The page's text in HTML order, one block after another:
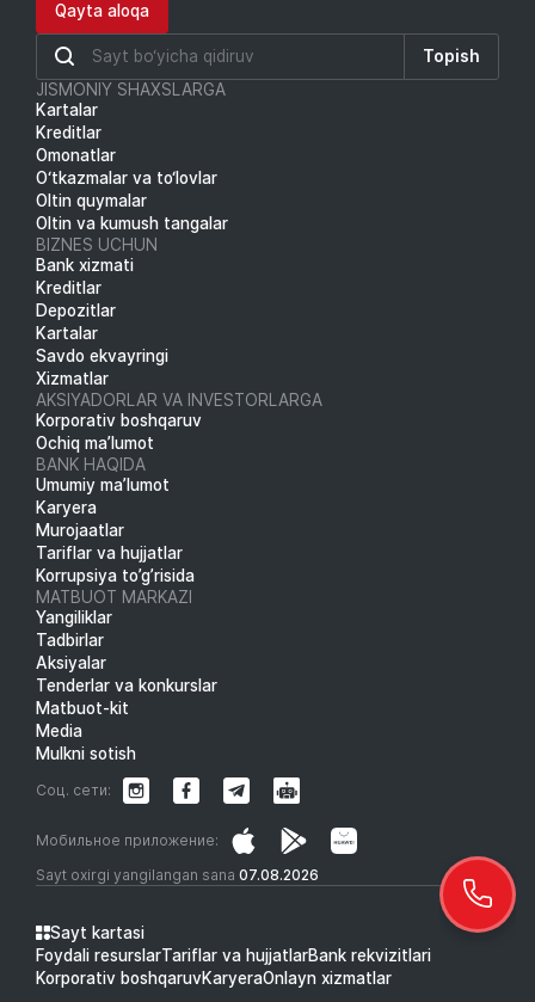
Qayta aloqa
Topish
JISMONIY SHAXSLARGA
Kartalar
Kreditlar
Omonatlar
O‘tkazmalar va to‘lovlar
Oltin quymalar
Oltin va kumush tangalar
BIZNES UCHUN
Bank xizmati
Kreditlar
Depozitlar
Kartalar
Savdo ekvayringi
Xizmatlar
AKSIYADORLAR VA INVESTORLARGA
Korporativ boshqaruv
Ochiq ma’lumot
BANK HAQIDA
Umumiy ma’lumot
Karyera
Murojaatlar
Tariflar va hujjatlar
Korrupsiya to’g’risida
MATBUOT MARKAZI
Yangiliklar
Tadbirlar
Aksiyalar
Tenderlar va konkurslar
Matbuot-kit
Media
Mulkni sotish
Sayt oxirgi yangilangan sana 07.08.2026
Мобильное приложение:
Соц. сети:
Sayt kartasi
Foydali resurslarTariflar va hujjatlarBank rekvizitlari
Korporativ boshqaruvKaryeraOnlayn xizmatlar